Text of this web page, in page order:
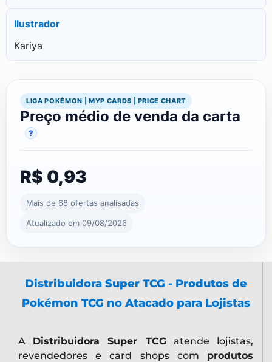
Ilustrador
Kariya
LIGA POKÉMON | MYP CARDS | PRICE CHART
Preço médio de venda da carta
?
R$ 0,93
Mais de 68 ofertas analisadas
Atualizado em 09/08/2026
Distribuidora Super TCG - Produtos de
Pokémon TCG no Atacado para Lojistas
A Distribuidora Super TCGatende lojistas,
revendedores e card shops com produtos